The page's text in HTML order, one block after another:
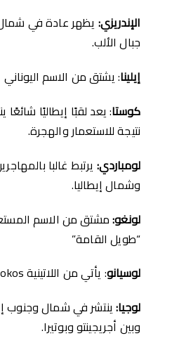
الإندريزي: يظهر عادة في شمال
جبال الألب.
إيلينا: يشتق من الاسم اليوناني
كوستا: يعد لقبًا إيطاليًا شائعًا
نتيجة للاستعمار والهجرة.
لومباردي: يرتبط غالبا
وشمال إيطاليا.
لونغو:مشتق من الاسم
“طويل القامة”
لوسيانو: يأتي من اللاتينية Lucianus Kokos
لوجيا:ينتشر في شمال وجنوب
وبين أجريجينتو وبوتيرا.